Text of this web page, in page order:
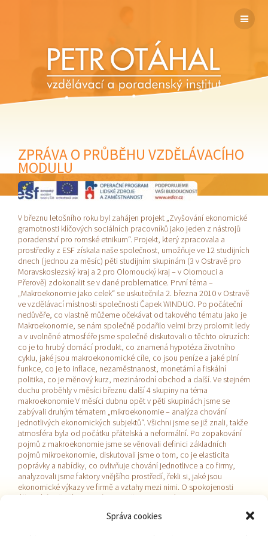
Správa cookies
ZPRÁVA O PRŮBĚHU VZDĚLÁVACÍHO
MODULU
V březnu letošního roku byl zahájen projekt „Zvyšování ekonomické
gramotnosti klíčových sociálních pracovníků jako jeden z nástrojů
poradenství pro romské etnikum“. Projekt, který zpracovala a
prostředky z ESF získala naše společnost, umožňuje ve 12 studijních
dnech (jednou za měsíc) pěti studijním skupinám (3 v Ostravě pro
Moravskoslezský kraj a 2 pro Olomoucký kraj – v Olomouci a
Přerově) zdokonalit se v dané problematice. První téma –
„Makroekonomie jako celek“ se uskutečnila 2. března 2010 v Ostravě
ve vzdělávací místnosti společnosti Čapek WINDUO. Po počáteční
nedůvěře, co vlastně můžeme očekávat od takového tématu jako je
Makroekonomie, se nám společně podařilo velmi brzy prolomit ledy
a v uvolněné atmosféře jsme společně diskutovali o těchto okruzích:
co je to hrubý domácí produkt, co znamená hypotéza životního
cyklu, jaké jsou makroekonomické cíle, co jsou peníze a jaké plní
funkce, co je to inflace, nezaměstnanost, monetární a fiskální
politika, co je měnový kurz, mezinárodní obchod a další. Ve stejném
duchu proběhly v měsíci březnu další 4 skupiny na téma
makroekonomie V měsíci dubnu opět v pěti skupinách jsme se
zabývali druhým tématem „mikroekonomie – analýza chování
jednotlivých ekonomických subjektů“. Všichni jsme se již znali, takže
atmosféra byla od počátku přátelská a neformální. Po zopakování
pojmů z makroekonomie jsme se věnovali definici základních
pojmů mikroekonomie, diskutovali jsme o tom, co je elasticita
poprávky a nabídky, co ovlivňuje chování jednotlivce a co firmy,
analyzovali jsme faktory vnějšího prostředí, řekli si, jaké jsou
ekonomické výkazy ve firmě a vztahy mezi nimi. O spokojenosti
účastníků svědčí jeden názor za všechny, který se objevil v
tak srozumitelně a zjednodušeně“. Ing. Lumír Vantuch, lektor.